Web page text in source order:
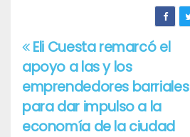
Navegación
de
entradas
Eli Cuesta remarcó el
apoyo a las y los
emprendedores barriales
para dar impulso a la
economía de la ciudad